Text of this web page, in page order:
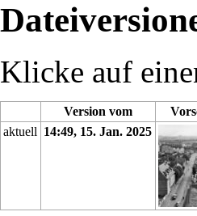
Klicke auf
Version vom
aktuell 14:49, 15. Jan. 2025